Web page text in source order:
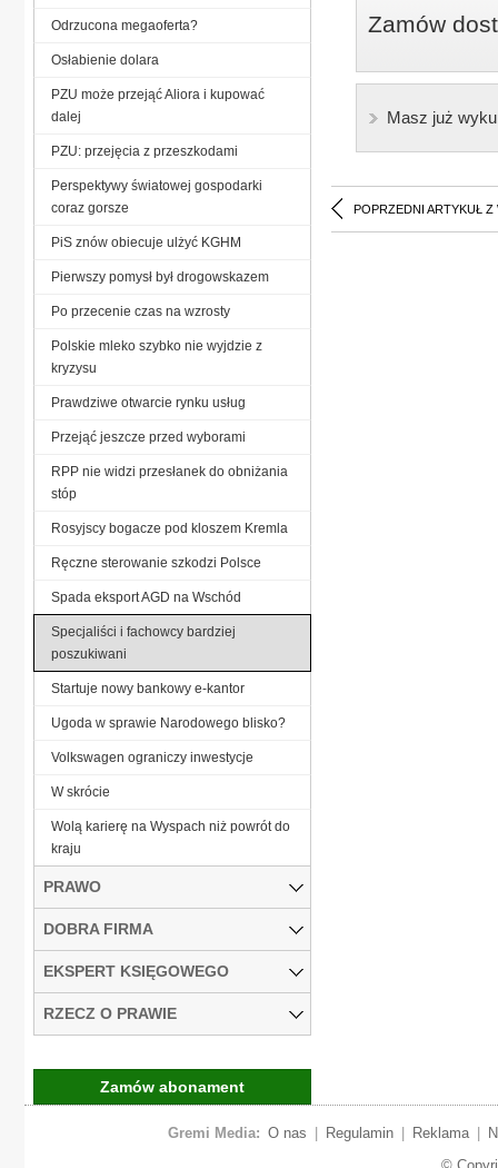
Zamów
Masz już
POPRZEDNI ARTYKUŁ Z
Odrzucona megaoferta?
Osłabienie dolara
PZU może przejąć Aliora i kupować
dalej
PZU: przejęcia z przeszkodami
Perspektywy światowej gospodarki
coraz gorsze
PiS znów obiecuje ulżyć KGHM
Pierwszy pomysł był drogowskazem
Po przecenie czas na wzrosty
Polskie mleko szybko nie wyjdzie z
kryzysu
Prawdziwe otwarcie rynku usług
Przejąć jeszcze przed wyborami
RPP nie widzi przesłanek do obniżania
stóp
Rosyjscy bogacze pod kloszem Kremla
Ręczne sterowanie szkodzi Polsce
Spada eksport AGD na Wschód
Specjaliści i fachowcy bardziej
poszukiwani
Startuje nowy bankowy e-kantor
Ugoda w sprawie Narodowego blisko?
Volkswagen ograniczy inwestycje
W skrócie
Wolą karierę na Wyspach niż powrót do
kraju
PRAWO
DOBRA FIRMA
EKSPERT KSIĘGOWEGO
RZECZ O PRAWIE
Zamów abonament
Gremi Media: O nas Regulamin Reklama